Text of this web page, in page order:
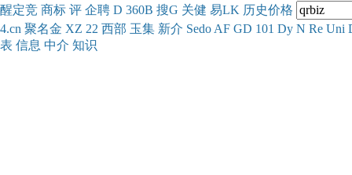
醒定竞 商标 评 企聘 D 360B 搜G 关健 易LK 历史价格
4.cn 聚名金 XZ 22 西部 玉集 新介 Sedo AF GD 101 Dy N Re Uni
表 信息 中介 知识